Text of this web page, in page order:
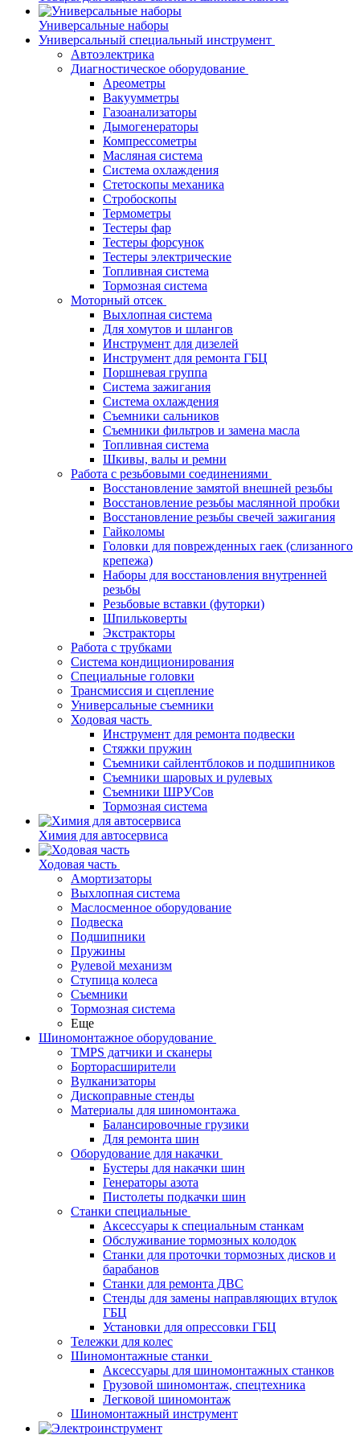
Универсальные наборы
Универсальный специальный инструмент
Автоэлектрика
Диагностическое оборудование
Ареометры
Вакуумметры
Газоанализаторы
Дымогенераторы
Компрессометры
Масляная система
Система охлаждения
Стетоскопы механика
Стробоскопы
Термометры
Тестеры фар
Тестеры форсунок
Тестеры электрические
Топливная система
Тормозная система
Моторный отсек
Выхлопная система
Для хомутов и шлангов
Инструмент для дизелей
Инструмент для ремонта ГБЦ
Поршневая группа
Система зажигания
Система охлаждения
Съемники сальников
Съемники фильтров и замена масла
Топливная система
Шкивы, валы и ремни
Работа с резьбовыми соединениями
Восстановление замятой внешней резьбы
Восстановление резьбы маслянной пробки
Восстановление резьбы свечей зажигания
Гайколомы
Головки для поврежденных гаек (слизанного
крепежа)
Наборы для восстановления внутренней
резьбы
Резьбовые вставки (футорки)
Шпильковерты
Экстракторы
Работа с трубками
Система кондиционирования
Специальные головки
Трансмиссия и сцепление
Универсальные съемники
Ходовая часть
Инструмент для ремонта подвески
Стяжки пружин
Съемники сайлентблоков и подшипников
Съемники шаровых и рулевых
Съемники ШРУСов
Тормозная система
Химия для автосервиса
Ходовая часть
Амортизаторы
Выхлопная система
Маслосменное оборудование
Подвеска
Подшипники
Пружины
Рулевой механизм
Ступица колеса
Съемники
Тормозная система
Еще
Шиномонтажное оборудование
TMPS датчики и сканеры
Борторасширители
Вулканизаторы
Дископравные стенды
Материалы для шиномонтажа
Балансировочные грузики
Для ремонта шин
Оборудование для накачки
Бустеры для накачки шин
Генераторы азота
Пистолеты подкачки шин
Станки специальные
Аксессуары к специальным станкам
Обслуживание тормозных колодок
Станки для проточки тормозных дисков и
барабанов
Станки для ремонта ДВС
Стенды для замены направляющих втулок
ГБЦ
Установки для опрессовки ГБЦ
Тележки для колес
Шиномонтажные станки
Аксессуары для шиномонтажных станков
Грузовой шиномонтаж, спецтехника
Легковой шиномонтаж
Шиномонтажный инструмент